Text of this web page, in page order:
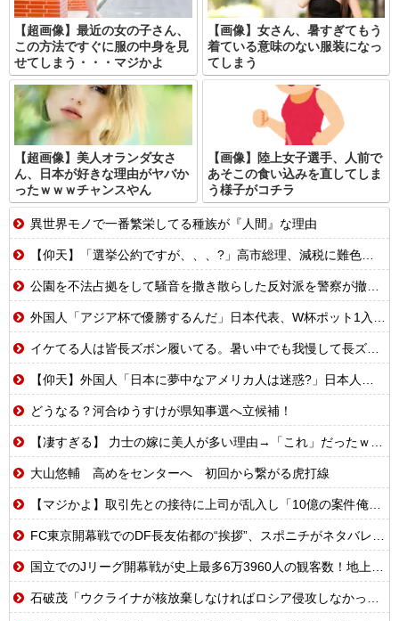
【超画像】最近の女の子さん、
この方法ですぐに服の中身を見
せてしまう・・・マジかよ
【画像】女さん、暑すぎてもう
着ている意味のない服装になっ
てしまう
【超画像】美人オランダ女さ
ん、日本が好きな理由がヤバか
ったｗｗｗチャンスやん
【画像】陸上女子選手、人前で
あそこの食い込みを直してしま
う様子がコチラ
異世界モノで一番繁栄してる種族が『人間』な理由
【仰天】「選挙公約ですが、、、?」高市総理、減税に難色を示し続ける玉木代表らを「煽りまくるwwwww」
公園を不法占拠をして騒音を撒き散らした反対派を警察が撤去しました！
外国人「アジア杯で優勝するんだ」日本代表、W杯ポット1入りに現実味!?2030大会で出場枠「64」なら追い風に！アメリカ人もポット1争いに熱視線！【海外の反応】
イケてる人は皆長ズボン履いてる。暑い中でも我慢して長ズボン履いてる。半ズボンはモテ無い。厳しいって
【仰天】外国人「日本に夢中なアメリカ人は迷惑?」日本人の回答が的確すぎた
どうなる？河合ゆうすけが県知事選へ立候補！
【凄すぎる】 力士の嫁に美人が多い理由→「これ」だったｗｗｗｗｗｗｗ
大山悠輔 高めをセンターへ 初回から繋がる虎打線
【マジかよ】取引先との接待に上司が乱入し「10億の案件俺がもらったw残念だったな負け犬w」→取引先社長「誰だね君は…」既に契約成立していて…
FC東京開幕戦でのDF長友佑都の“挨拶”、スポニチがネタバレ報道
国立でのJリーグ開幕戦が史上最多6万3960人の観客数！地上波中継＆劇的な試合展開でSNSでも話題に
石破茂「ウクライナが核放棄しなければロシア侵攻しなかった」